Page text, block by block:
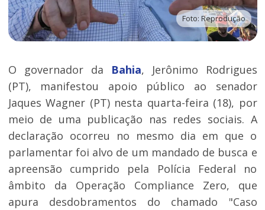
Foto: Reprodução
O governador da Bahia, Jerônimo Rodrigues
(PT), manifestou apoio público ao senador
Jaques Wagner (PT) nesta quarta-feira (18), por
meio de uma publicação nas redes sociais. A
declaração ocorreu no mesmo dia em que o
parlamentar foi alvo de um mandado de busca e
apreensão cumprido pela Polícia Federal no
âmbito da Operação Compliance Zero, que
apura desdobramentos do chamado "Caso